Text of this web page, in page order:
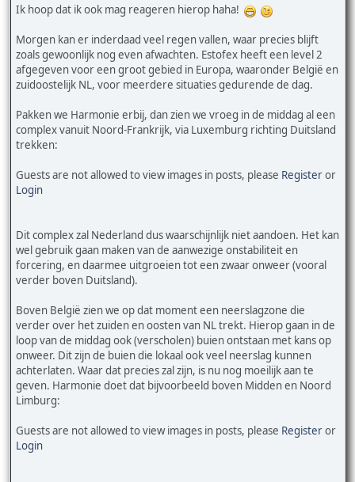
Ik hoop dat ik ook mag reageren hierop haha!
Morgen kan er inderdaad veel regen vallen, waar precies blijft
zoals gewoonlijk nog even afwachten. Estofex heeft een level 2
afgegeven voor een groot gebied in Europa, waaronder België en
zuidoostelijk NL, voor meerdere situaties gedurende de dag.
Pakken we Harmonie erbij, dan zien we vroeg in de middag al een
complex vanuit Noord-Frankrijk, via Luxemburg richting Duitsland
trekken:
Guests are not allowed to view images in posts, please Registeror
Login
Dit complex zal Nederland dus waarschijnlijk niet aandoen. Het kan
wel gebruik gaan maken van de aanwezige onstabiliteit en
forcering, en daarmee uitgroeien tot een zwaar onweer (vooral
verder boven Duitsland).
Boven België zien we op dat moment een neerslagzone die
verder over het zuiden en oosten van NL trekt. Hierop gaan in de
loop van de middag ook (verscholen) buien ontstaan met kans op
onweer. Dit zijn de buien die lokaal ook veel neerslag kunnen
achterlaten. Waar dat precies zal zijn, is nu nog moeilijk aan te
geven. Harmonie doet dat bijvoorbeeld boven Midden en Noord
Limburg:
Guests are not allowed to view images in posts, please Registeror
Login